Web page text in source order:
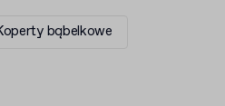
bąbelkowe